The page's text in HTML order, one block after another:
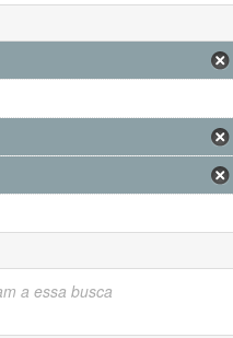
a essa busca